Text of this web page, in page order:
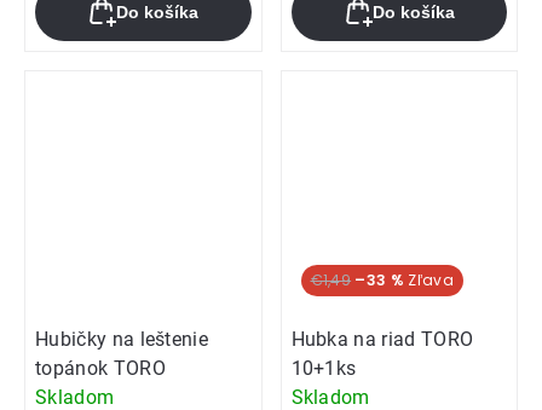
Do košíka Do košíka
Hubičky na leštenie
topánok TORO
Skladom
€1,49 –33 %
Hubka na riad TORO
10+1ks
Skladom